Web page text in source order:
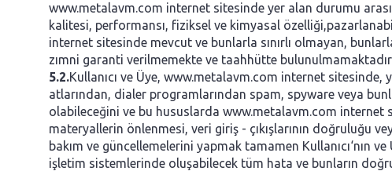
www.metalavm.com internet sitesinde yer alan durumu
kalitesi, performansı, fiziksel ve kimyasal
internet sitesinde mevcut ve bunlarla sınırlı olmayan,
zımni garanti verilmemekte ve taahhütte
5.2.Kullanıcı ve Üye, www.metalavm.com internet
atlarından, dialer programlarından spam, spyware veya
olabileceğini ve bu hususlarda www.metalavm.com internet
materyallerin önlenmesi, veri giriş - çıkışlarının doğruluğu
bakım ve güncellemelerini yapmak tamamen Kullanıcı‘nın
işletim sistemlerinde oluşabilecek tüm hata ve bunların